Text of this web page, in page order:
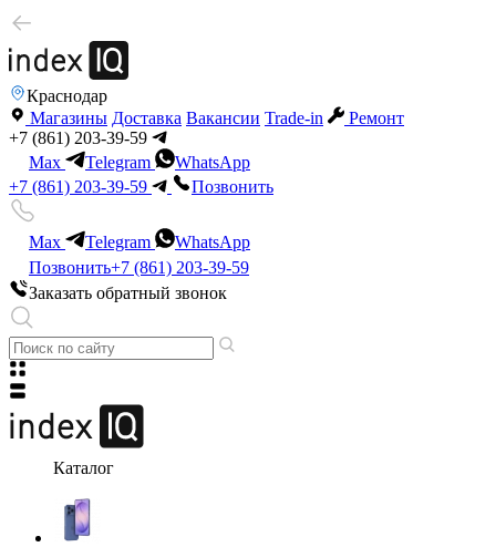
Краснодар
Магазины Доставка Вакансии Trade-in
Ремонт
+7 (861) 203-39-59
Max
Telegram
WhatsApp
+7 (861) 203-39-59
Позвонить
Max Telegram
WhatsApp
Позвонить+7 (861) 203-39-59
Заказать обратный звонок
Каталог